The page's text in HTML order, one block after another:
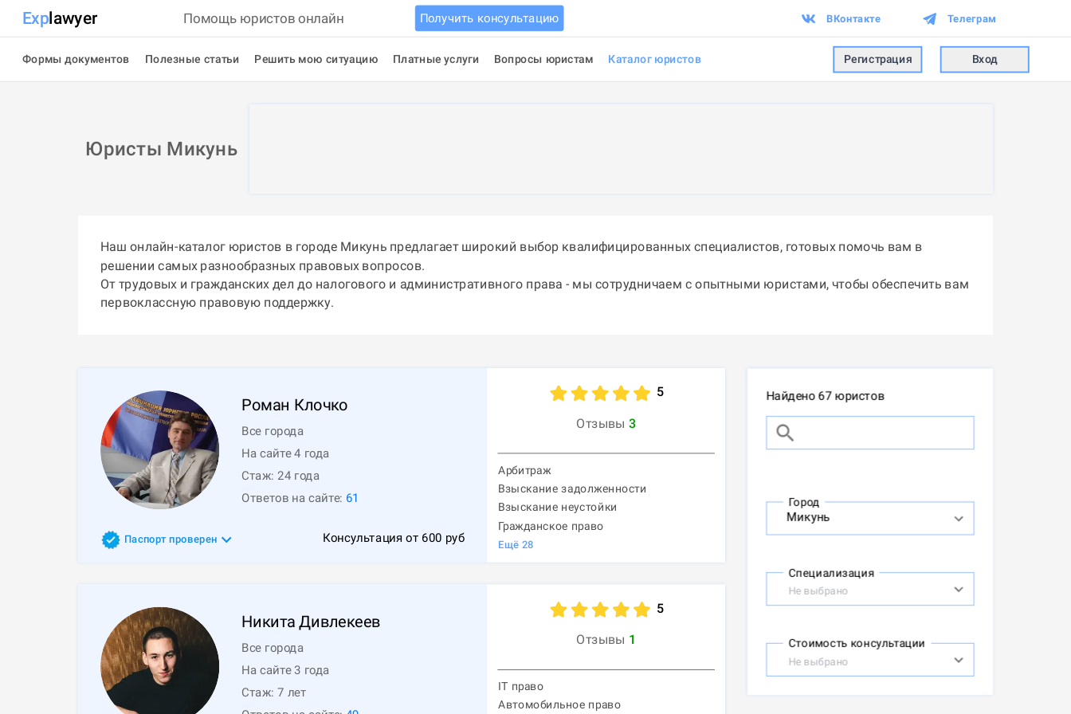
Explawyer Помощь юристов онлайн Получить консультацию ВКонтакте Телеграм
Формы документов Полезные статьи Решить мою ситуацию Платные услуги Вопросы юристам Каталог юристов Регистрация Вход
Юристы Микунь
Наш онлайн-каталог юристов в городе Микунь предлагает широкий выбор квалифицированных специалистов, готовых помочь вам в
решении самых разнообразных правовых вопросов.
От трудовых и гражданских дел до налогового и административного права - мы сотрудничаем с опытными юристами, чтобы обеспечить вам
первоклассную правовую поддержку.
Роман Клочко
Все города
На сайте 4 года
Стаж: 24 года
Ответов на сайте: 61
Паспорт проверен Консультация от 600 руб
5
Отзывы 3
Арбитраж
Взыскание задолженности
Взыскание неустойки
Гражданское право
Ещё 28
Никита Дивлекеев
Все города
На сайте 3 года
Стаж:7 лет
5
Отзывы 1
IT право
Автомобильное право
Найдено 67 юристов
Город
Специализация
Не выбрано
Стоимость консультации
Не выбрано